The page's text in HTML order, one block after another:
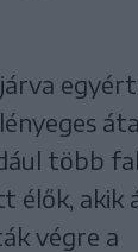
több
élők, akik
végre a